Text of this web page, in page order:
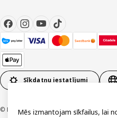
Sīkdatņu iestatījumi
© Inter IKEA Systems B.V. 1999-2026
Mēs izmantojam sīkfailus, lai